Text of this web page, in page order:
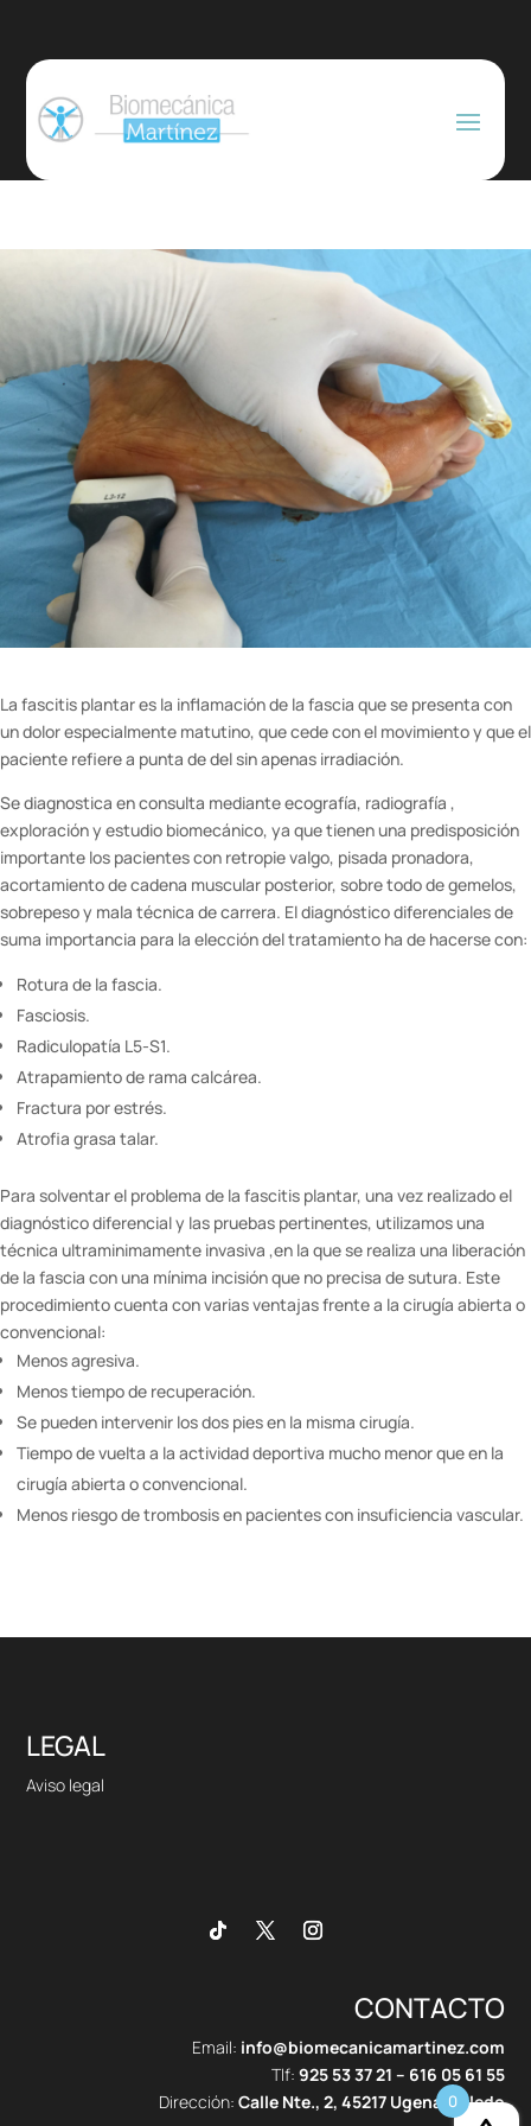
La fascitis plantar es la inflamación de la fascia que se presenta con
un dolor especialmente matutino, que cede con el movimiento y que el
paciente refiere a punta de del sin apenas irradiación.
Se diagnostica en consulta mediante ecografía, radiografía ,
exploración y estudio biomecánico, ya que tienen una predisposición
importante los pacientes con retropie valgo, pisada pronadora,
acortamiento de cadena muscular posterior, sobre todo de gemelos,
sobrepeso y mala técnica de carrera. El diagnóstico diferenciales de
suma importancia para la elección del tratamiento ha de hacerse con:
Rotura de la fascia.
Fasciosis.
Radiculopatía L5-S1.
Atrapamiento de rama calcárea.
Fractura por estrés.
Atrofia grasa talar.
Para solventar el problema de la fascitis plantar, una vez realizado el
diagnóstico diferencial y las pruebas pertinentes, utilizamos una
técnica ultraminimamente invasiva ,en la que se realiza una liberación
de la fascia con una mínima incisión que no precisa de sutura. Este
procedimiento cuenta con varias ventajas frente a la cirugía abierta o
convencional:
Menos agresiva.
Menos tiempo de recuperación.
Se pueden intervenir los dos pies en la misma cirugía.
Tiempo de vuelta a la actividad deportiva mucho menor que en la
cirugía abierta o convencional.
Menos riesgo de trombosis en pacientes con insuficiencia vascular.
LEGAL
Aviso legal
CONTACTO
Email: info@biomecanicamartinez.com
Tlf: 925 53 37 21 – 616 05 61 55
Dirección: Calle Nte., 2, 45217 Ugena, Toledo
0